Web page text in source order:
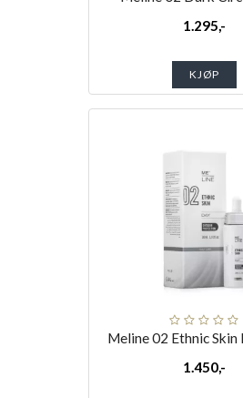
1.295,-
KJØP
Meline 02 Ethnic
1.450,-